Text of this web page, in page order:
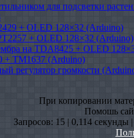
для подсветки
+ OLED 128×32 (Arduino)
+ OLED 128×32 (Arduino)
на TDA8425 + OLED
+ TM1637 (Arduino)
регулятор громкости
При копировании
Помошь
Запросов: 15 | 0,114 секунды